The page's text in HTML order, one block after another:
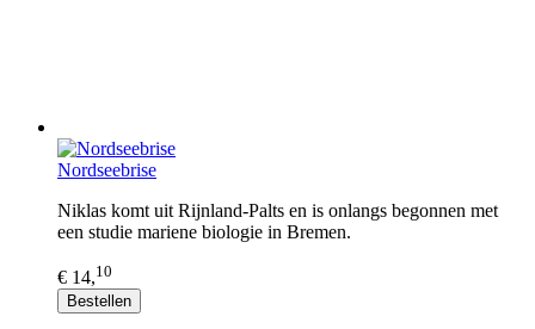
Nordseebrise
Niklas komt uit Rijnland-Palts en is onlangs begonnen met
een studie mariene biologie in Bremen.
€ 14,10
Bestellen